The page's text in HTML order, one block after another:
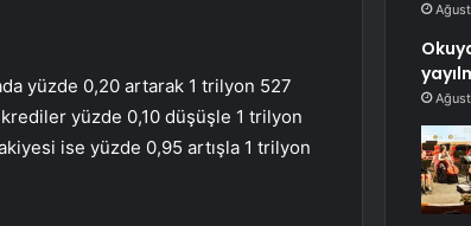
yüzde 0,20 artarak 1 trilyon 527
yüzde 0,10 düşüşle 1 trilyon
ise yüzde 0,95 artışla 1 trilyon